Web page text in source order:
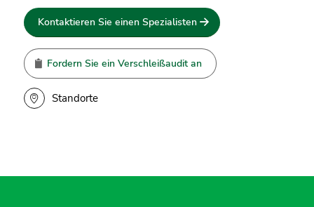
Kontaktieren Sie einen Spezialisten
Fordern Sie ein Verschleißaudit an
Standorte